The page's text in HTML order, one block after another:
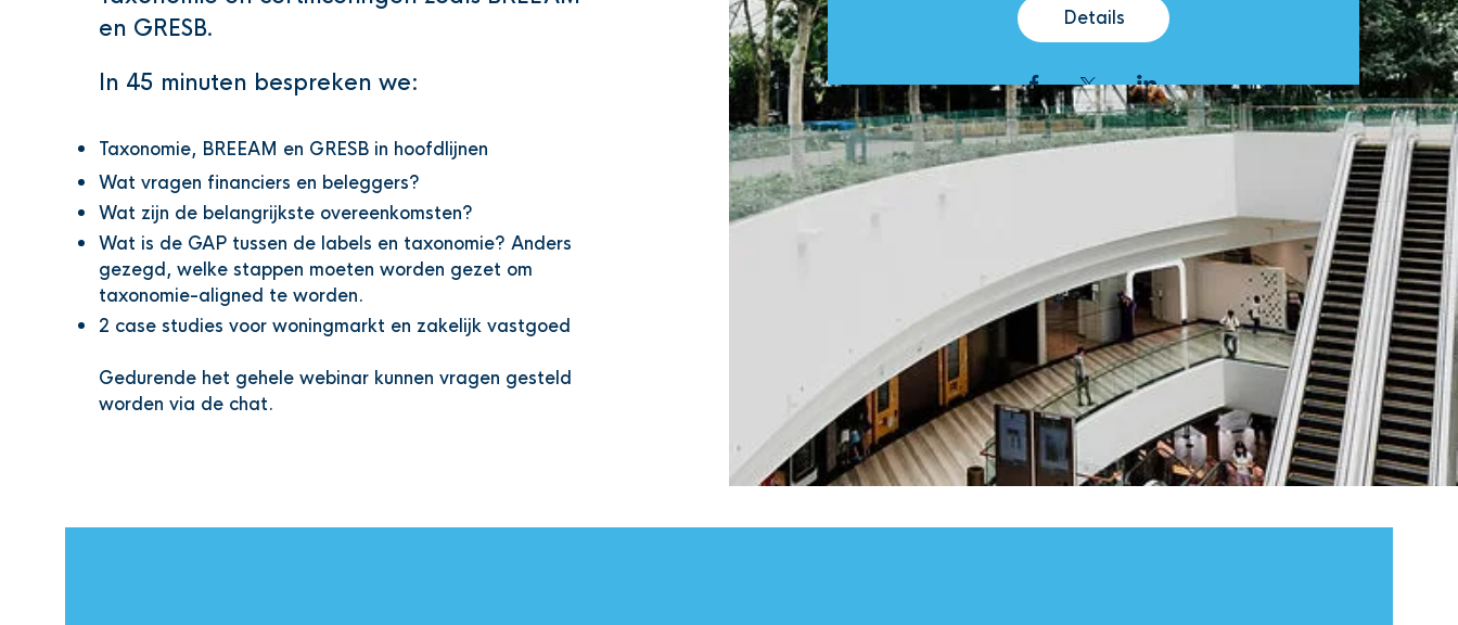
en GRESB.
In 45 minuten bespreken we:
Taxonomie, BREEAM en GRESB in hoofdlijnen
Wat vragen financiers en beleggers?
Wat zijn de belangrijkste overeenkomsten?
Wat is de GAP tussen de labels en taxonomie? Anders
gezegd, welke stappen moeten worden gezet om
taxonomie-aligned te worden.
2 case studies voor woningmarkt en zakelijk vastgoed
Gedurende het gehele webinar kunnen vragen gesteld
worden via de chat.
Details